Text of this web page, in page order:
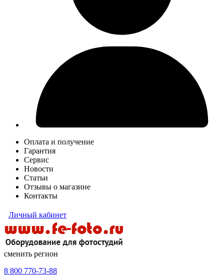
Оплата и получение
Гарантия
Сервис
Новости
Статьи
Отзывы о магазине
Контакты
Личный кабинет
сменить регион
8 800 770-73-88